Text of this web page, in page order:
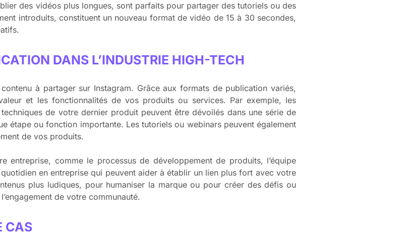
des vidéos plus longues, sont parfaits pour partager des tutoriels ou des
introduits, constituent un nouveau format de vidéo de 15 à 30 secondes,
DANS L’INDUSTRIE HIGH-TECH
à partager sur Instagram. Grâce aux formats de publication variés,
et les fonctionnalités de vos produits ou services. Par exemple, les
de votre dernier produit peuvent être dévoilés dans une série de
étape ou fonction importante. Les tutoriels ou webinars peuvent également
de vos produits.
entreprise, comme le processus de développement de produits, l’équipe
en entreprise qui peuvent aider à établir un lien plus fort avec votre
plus ludiques, pour humaniser la marque ou pour créer des défis ou
de votre communauté.
CAS